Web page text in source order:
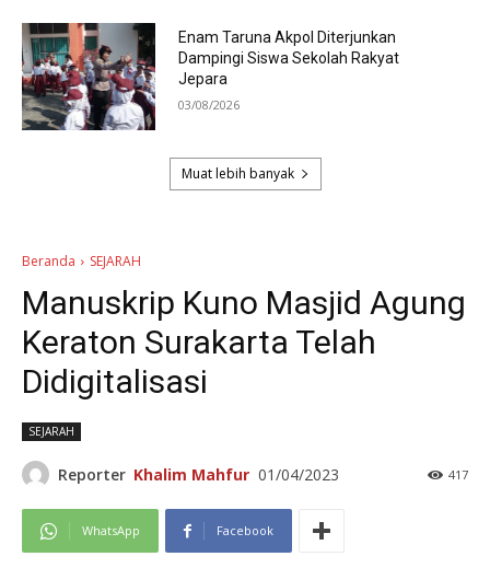
Enam Taruna Akpol Diterjunkan
Dampingi Siswa Sekolah Rakyat
Jepara
03/08/2026
Muat lebih banyak